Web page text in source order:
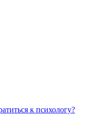
к психологу?